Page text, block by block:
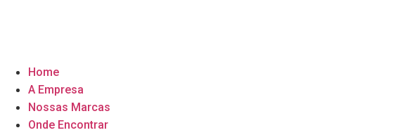
Home
A Empresa
Nossas Marcas
Onde Encontrar